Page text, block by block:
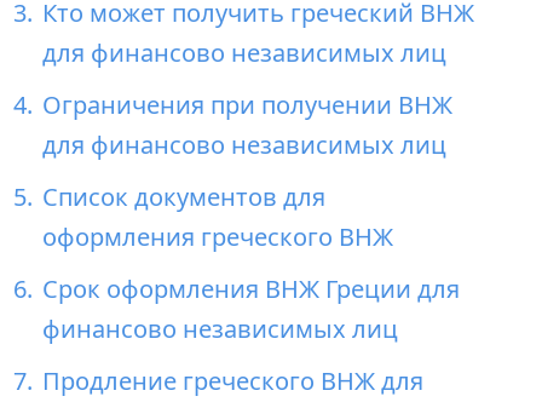
Кто может получить греческий ВНЖ
для финансово независимых лиц
Ограничения при получении ВНЖ
для финансово независимых лиц
Список документов для
оформления греческого ВНЖ
Срок оформления ВНЖ Греции для
финансово независимых лиц
Продление греческого ВНЖ для